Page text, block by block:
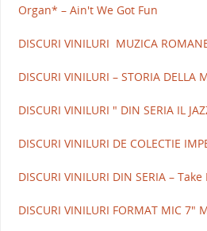
Organ* – Ain't We Got Fun
DISCURI VINILURI MUZICA
DISCURI VINILURI – STORIA DELLA
DISCURI VINILURI " DIN SERIA IL
DISCURI VINILURI DE COLECTIE
DISCURI VINILURI DIN SERIA –
DISCURI VINILURI FORMAT MIC 7"